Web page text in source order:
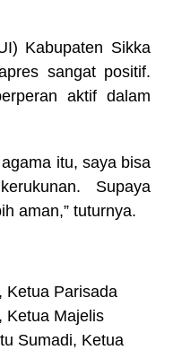
Kabupaten Sikka
sangat positif.
aktif dalam
itu, saya bisa
Supaya
aman,” tuturnya.
Ketua Parisada
Ketua Majelis
Sumadi, Ketua